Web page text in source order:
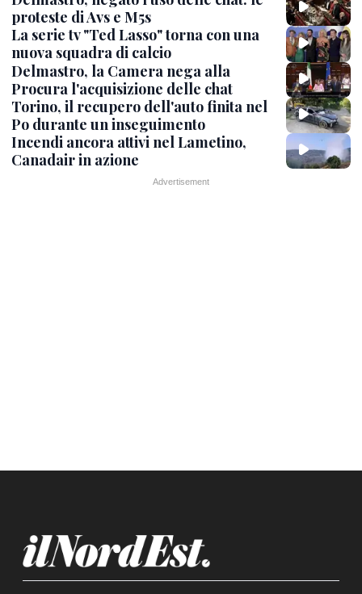
proteste di Avs e M5s
La serie tv "Ted Lasso" torna con una
nuova squadra di calcio
Delmastro, la Camera nega alla
Procura l'acquisizione delle chat
Torino, il recupero dell'auto finita nel
Po durante un inseguimento
Incendi ancora attivi nel Lametino,
Canadair in azione